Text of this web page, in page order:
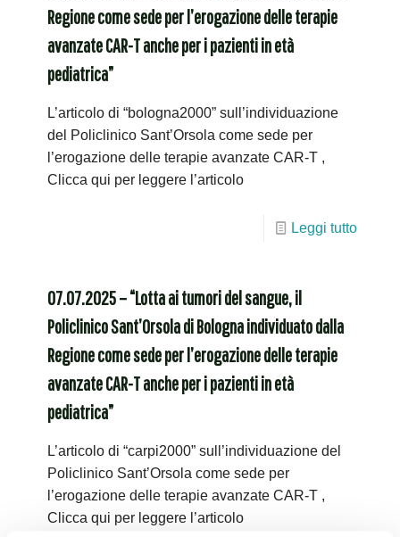
Regione come sede per l’erogazione delle terapie
avanzate CAR-T anche per i pazienti in età
pediatrica”
L’articolo di “bologna2000” sull’individuazione
del Policlinico Sant’Orsola come sede per
l’erogazione delle terapie avanzate CAR-T ,
Clicca qui per leggere l’articolo
Leggi tutto
07.07.2025 – “Lotta ai tumori del sangue, il
Policlinico Sant’Orsola di Bologna individuato dalla
Regione come sede per l’erogazione delle terapie
avanzate CAR-T anche per i pazienti in età
pediatrica”
L’articolo di “carpi2000” sull’individuazione del
Policlinico Sant’Orsola come sede per
l’erogazione delle terapie avanzate CAR-T ,
Clicca qui per leggere l’articolo